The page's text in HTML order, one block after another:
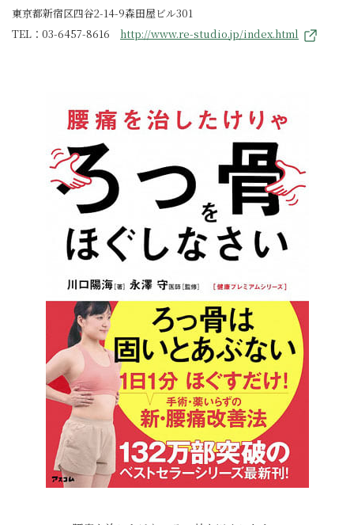
東京都新宿区四谷2-14-9森田屋ビル301
TEL：03-6457-8616 http://www.re-studio.jp/index.html